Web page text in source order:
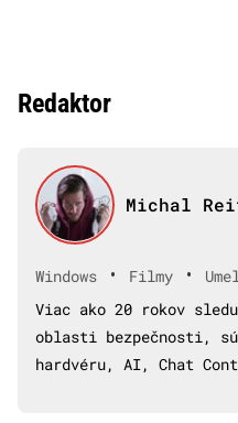
Redaktor
Michal
Windows • Filmy •
Viac ako 20 rokov
oblasti bezpečnosti,
hardvéru, AI, Chat